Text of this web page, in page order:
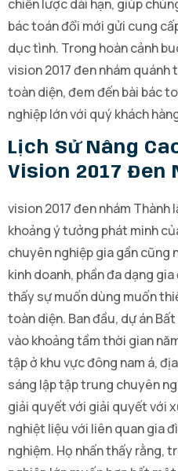
chiến lược dài hạn, giúp
bác toán đổi mới gửi cung
dục tình. Trong hoàn cảnh
vision 2017 đen nhám
toàn diện, đem đến bài bác
nghiệp lớn với quý khách
Lịch Sử Nâng
Vision 2017 Đen
vision 2017 đen nhám
khoảng ý tưởng phát minh
chuyên nghiệp gia gần cũng
kinh doanh, phần đa dạng
thấy sự muốn dùng muốn
toàn diện. Ban đầu, dự án
vào khoảng tầm thời gian
tập ở khu vực đông nam á,
sáng lập tập trung chuyên
giải quyết với giải quyết với
nghiệt liệu với liên quan gia
nghiệm. Họ nhấn thấy rằng,